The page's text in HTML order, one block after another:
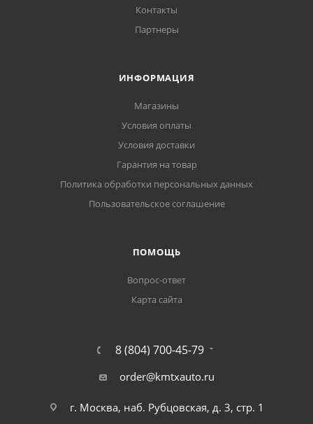
Контакты
Партнеры
ИНФОРМАЦИЯ
Магазины
Условия оплаты
Условия доставки
Гарантия на товар
Политика обработки персональных данных
Пользовательское соглашение
ПОМОЩЬ
Вопрос-ответ
Карта сайта
8 (804) 700-45-79
order@kmtxauto.ru
г. Москва, наб. Рубцовская, д. 3, стр. 1